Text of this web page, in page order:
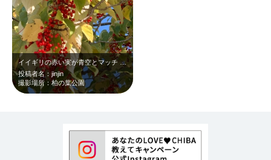
イイギリの赤い実が青空とマッチ 遠くからでも良くわかります
投稿者名：jinjin
撮影場所：柏の葉公園